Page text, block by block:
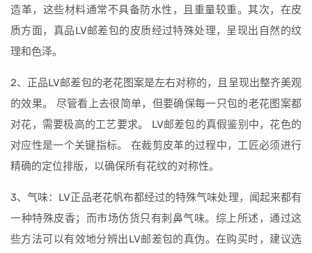
造革，这些材料通常不具备防水性，且重量较重。其次，在皮
质方面，真品LV邮差包的皮质经过特殊处理，呈现出自然的纹
理和色泽。
2、正品LV邮差包的老花图案是左右对称的，且呈现出整齐美观
的效果。 尽管看上去很简单，但要确保每一只包的老花图案都
对花，需要极高的工艺要求。 LV邮差包的真假鉴别中，花色的
对应性是一个关键指标。 在裁剪皮革的过程中，工匠必须进行
精确的定位排版，以确保所有花纹的对称性。
3、气味：LV正品老花帆布都经过的特殊气味处理，闻起来都有
一种特殊皮香；而市场仿货只有刺鼻气味。综上所述，通过这
些方法可以有效地分辨出LV邮差包的真伪。在购买时，建议选